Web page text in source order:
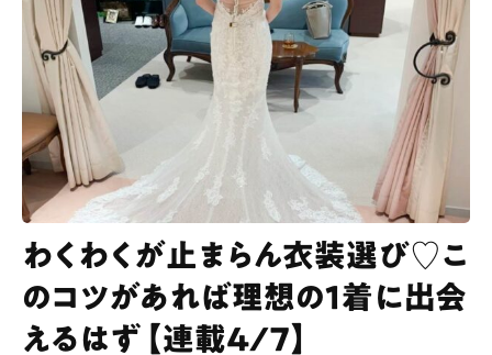
わくわくが止まらん衣装選び♡こ
のコツがあれば理想の1着に出会
えるはず【連載4/7】